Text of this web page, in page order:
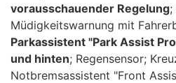
vorausschauender Regelung;
Müdigkeitswarnung mit
Parkassistent "Park Assist
und hinten; Regensensor;
Notbremsassistent "Front